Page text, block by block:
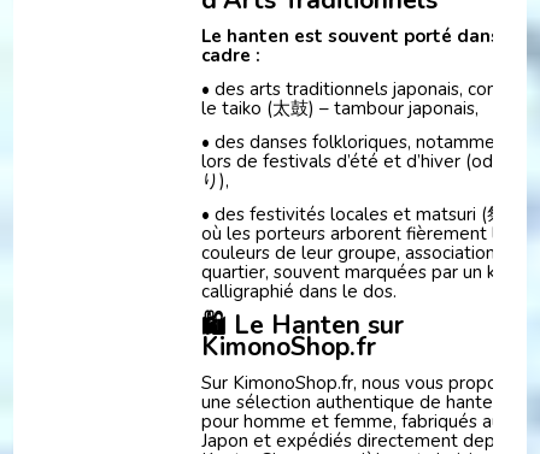
Le hanten est souvent porté dans le
cadre :
• des arts traditionnels japonais, comme
le taiko (太鼓) – tambour japonais,
• des danses folkloriques, notamment
lors de festivals d’été et d’hiver (odori, 踊
り),
• des festivités locales et matsuri (祭り),
où les porteurs arborent fièrement les
couleurs de leur groupe, association ou
quartier, souvent marquées par un kanji
calligraphié dans le dos.
🛍️ Le Hanten sur
KimonoShop.fr
Sur KimonoShop.fr, nous vous proposons
une sélection authentique de hanten
pour homme et femme, fabriqués au
Japon et expédiés directement depuis